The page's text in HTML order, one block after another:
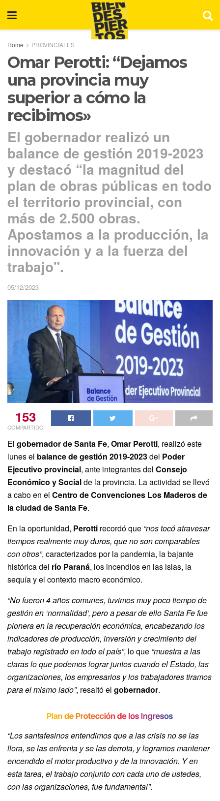
Home PROVINCIALES
Omar Perotti: “Dejamos
una provincia muy
superior a cómo la
recibimos»
El gobernador realizó un
balance de gestión 2019-2023
y destacó “la magnitud del
plan de obras públicas en todo
el territorio provincial, con
más de 2.500 obras.
Apostamos a la producción, la
innovación y a la fuerza del
trabajo".
05/12/2023
153
COMPARTIDO
El gobernador de Santa Fe, Omar Perotti, realizó este
lunes el balance de gestión 2019-2023del Poder
Ejecutivo provincial, ante integrantes del Consejo
Económico y Socialde la provincia. La actividad se llevó
a cabo en el Centro de Convenciones Los Maderos de
la ciudad de Santa Fe.
En la oportunidad, Perotti recordó que “nos tocó atravesar
tiempos realmente muy duros, que no son comparables
con otros”, caracterizados por la pandemia, la bajante
histórica del río Paraná, los incendios en las islas, la
sequía y el contexto macro económico.
“No fueron 4 años comunes, tuvimos muy poco tiempo de
gestión en ‘normalidad’, pero a pesar de ello Santa Fe fue
pionera en la recuperación económica, encabezando los
indicadores de producción, inversión y crecimiento del
trabajo registrado en todo el país”, lo que “muestra a las
claras lo que podemos lograr juntos cuando el Estado, las
organizaciones, los empresarios y los trabajadores tiramos
para el mismo lado”, resaltó el gobernador.
“Los santafesinos entendimos que a las crisis no se las
llora, se las enfrenta y se las derrota, y logramos mantener
encendido el motor productivo y de la innovación. Y en
esta tarea, el trabajo conjunto con cada uno de ustedes,
con las organizaciones, fue fundamental”.